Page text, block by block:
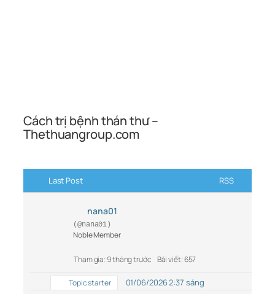
Cách trị bệnh thán thư –
Thethuangroup.com
Last Post RSS
nana01
(@nana01)
Noble Member
Tham gia: 9 tháng trước Bài viết: 657
Topic starter 01/06/2026 2:37 sáng